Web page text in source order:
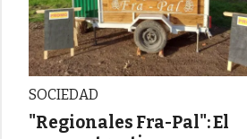
SOCIEDAD
"Regionales Fra-Pal": El